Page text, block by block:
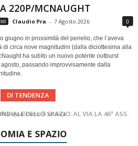
220P/MCNAUGHT
Claudio Pra - 7 Agosto 2026 0
giugno in prossimità del perielio, che l’aveva
di circa nove magnitudini (dalla diciottesima alla
ha subìto un nuovo potente outburst
passando improvvisamente dalla
DI TENDENZA
FIRENZE CAPITALE MONDIALE DELLO SPAZIO: AL VIA LA 46ª ASSEMBLEA SCIENTIFICA DEL COSPAR
Mese di Agosto 2026
E SPAZIO